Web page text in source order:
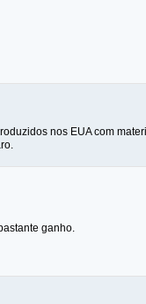
nos EUA com
ganho.